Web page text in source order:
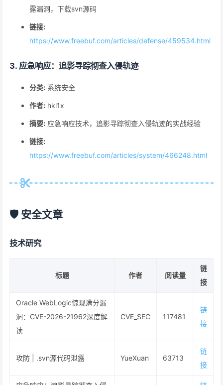
露漏洞，下载svn源码
链接:
https://www.freebuf.com/articles/defense/459534.html
3. 应急响应：追影寻踪彻查入侵轨迹
分类: 系统安全
作者: hkl1x
摘要: 应急响应技术，追影寻踪彻查入侵轨迹的实战经验
链接:
https://www.freebuf.com/articles/system/466248.html
🛡️ 安全文章
技术研究
标题 作者 阅读量
链
接
Oracle WebLogic惊现满分漏
洞：CVE-2026-21962深度解
读
CVE_SEC 117481
链
接
攻防 | .svn源代码泄露 YueXuan 63713
链
接